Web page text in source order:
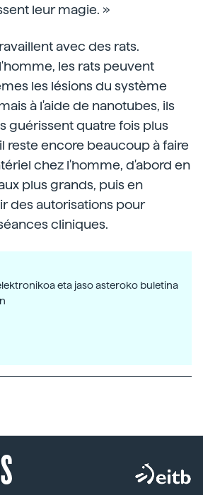
leur magie. »
avec des rats.
les rats peuvent
les lésions du système
à l'aide de nanotubes, ils
guérissent quatre fois plus
reste encore beaucoup à faire
chez l'homme, d'abord en
plus grands, puis en
des autorisations pour
cliniques.
eta jaso asteroko buletina